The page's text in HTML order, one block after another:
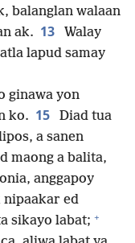
balanglan walaan
ak. 13
Walay
lapud samay
ginawa yon
ko. 15
Diad tua
a sanen
maong a balita,
anggapoy
nipaakar ed
sikayo labat; +